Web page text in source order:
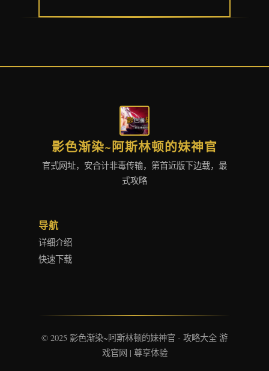
影色渐染~阿斯林顿的妹神官
官式网址，安合计非毒传输，第首近版下边载，最
式攻略
导航
详细介绍
快速下载
© 2025 影色渐染~阿斯林顿的妹神官 - 攻略大全 游
戏官网 | 尊享体验